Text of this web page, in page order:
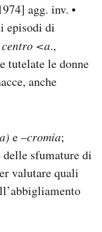
agg. inv. •
episodi di
centro <a.,
tutelate le donne
anche
e –cromia;
sfumature di
valutare quali